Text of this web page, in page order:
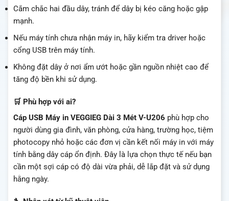
Cắm chắc hai đầu dây, tránh để dây bị kéo căng hoặc gập
mạnh.
Nếu máy tính chưa nhận máy in, hãy kiểm tra driver hoặc
cổng USB trên máy tính.
Không đặt dây ở nơi ẩm ướt hoặc gần nguồn nhiệt cao để
tăng độ bền khi sử dụng.
🛒 Phù hợp với ai?
Cáp USB Máy in VEGGIEG Dài 3 Mét V-U206 phù hợp cho
người dùng gia đình, văn phòng, cửa hàng, trường học, tiệm
photocopy nhỏ hoặc các đơn vị cần kết nối máy in với máy
tính bằng dây cáp ổn định. Đây là lựa chọn thực tế nếu bạn
cần một sợi cáp có độ dài vừa phải, dễ lắp đặt và sử dụng
hằng ngày.